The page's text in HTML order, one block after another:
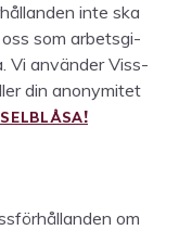
inte ska
som arbets­gi­
Vi använ­der Viss­
din anonymitet
!
om